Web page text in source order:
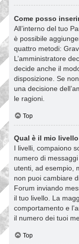
Come posso
All’interno del tuo
è possibile
quattro metodi:
L’amministratore
decide anche il
disposizione. Se
una decisione
le ragioni.
Top
Qual è il mio
I livelli, compaiono
numero di
utenti, ad esempio,
non puoi cambiare
Forum inviando
il tuo livello. La
comportamento e
il numero dei tuoi
Top